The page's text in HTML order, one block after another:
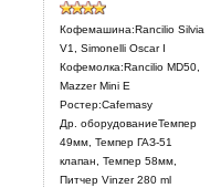
Кофемашина:Rancilio Silvia
V1, Simonelli Oscar I
Кофемолка:Rancilio MD50,
Mazzer Mini E
Ростер:Cafemasy
Др. оборудованиеТемпер
49мм, Темпер ГАЗ-51
клапан, Темпер 58мм,
Питчер Vinzer 280 ml